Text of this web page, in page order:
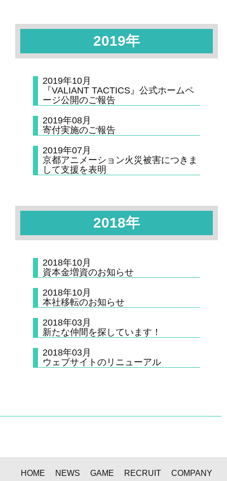
2019年
2019年10月
『VALIANT TACTICS』公式ホームペ
ージ公開のご報告
2019年08月
寄付実施のご報告
2019年07月
京都アニメーション火災被害につきま
して支援を表明
2018年
2018年10月
資本金増資のお知らせ
2018年10月
本社移転のお知らせ
2018年03月
新たな仲間を探しています！
2018年03月
ウェブサイトのリニューアル
HOME NEWS GAME RECRUIT COMPANY